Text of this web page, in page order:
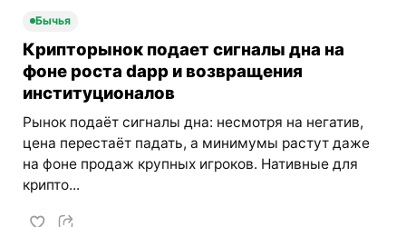
Бычья
Крипторынок подает сигналы дна на
фоне роста dapp и возвращения
институционалов
Рынок подаёт сигналы дна: несмотря на негатив,
цена перестаёт падать, а минимумы растут даже
на фоне продаж крупных игроков. Нативные для
крипто...